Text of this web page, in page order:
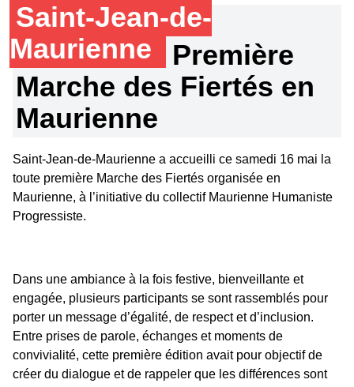
Saint-Jean-de-
Maurienne
Première
Marche des Fiertés en
Maurienne
Saint-Jean-de-Maurienne a accueilli ce samedi 16 mai la
toute première Marche des Fiertés organisée en
Maurienne, à l’initiative du collectif Maurienne Humaniste
Progressiste.
Dans une ambiance à la fois festive, bienveillante et
engagée, plusieurs participants se sont rassemblés pour
porter un message d’égalité, de respect et d’inclusion.
Entre prises de parole, échanges et moments de
convivialité, cette première édition avait pour objectif de
créer du dialogue et de rappeler que les différences sont